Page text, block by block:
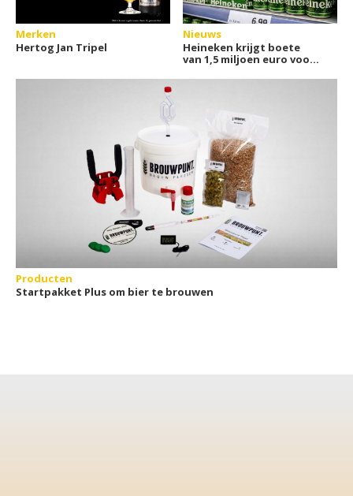
Merken
Hertog Jan Tripel
Nieuws
Heineken krijgt boete
van 1,5 miljoen euro voor
Producten
Startpakket Plus om bier te brouwen